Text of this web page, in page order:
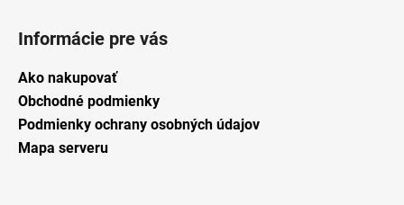
Informácie pre vás
Ako nakupovať
Obchodné podmienky
Podmienky ochrany osobných údajov
Mapa serveru